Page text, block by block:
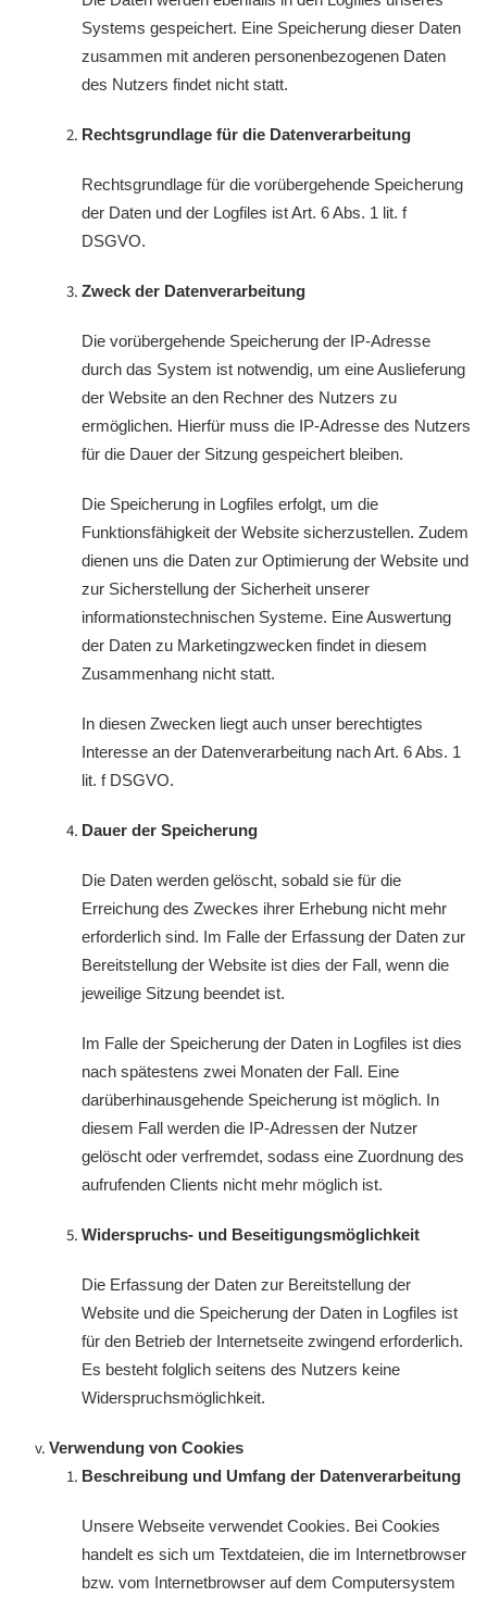
Systems gespeichert. Eine Speicherung dieser Daten
zusammen mit anderen personenbezogenen Daten
des Nutzers findet nicht statt.
Rechtsgrundlage für die Datenverarbeitung
Rechtsgrundlage für die vorübergehende Speicherung
der Daten und der Logfiles ist Art. 6 Abs. 1 lit. f
DSGVO.
Zweck der Datenverarbeitung
Die vorübergehende Speicherung der IP-Adresse
durch das System ist notwendig, um eine Auslieferung
der Website an den Rechner des Nutzers zu
ermöglichen. Hierfür muss die IP-Adresse des Nutzers
für die Dauer der Sitzung gespeichert bleiben.
Die Speicherung in Logfiles erfolgt, um die
Funktionsfähigkeit der Website sicherzustellen. Zudem
dienen uns die Daten zur Optimierung der Website und
zur Sicherstellung der Sicherheit unserer
informationstechnischen Systeme. Eine Auswertung
der Daten zu Marketingzwecken findet in diesem
Zusammenhang nicht statt.
In diesen Zwecken liegt auch unser berechtigtes
Interesse an der Datenverarbeitung nach Art. 6 Abs. 1
lit. f DSGVO.
Dauer der Speicherung
Die Daten werden gelöscht, sobald sie für die
Erreichung des Zweckes ihrer Erhebung nicht mehr
erforderlich sind. Im Falle der Erfassung der Daten zur
Bereitstellung der Website ist dies der Fall, wenn die
jeweilige Sitzung beendet ist.
Im Falle der Speicherung der Daten in Logfiles ist dies
nach spätestens zwei Monaten der Fall. Eine
darüberhinausgehende Speicherung ist möglich. In
diesem Fall werden die IP-Adressen der Nutzer
gelöscht oder verfremdet, sodass eine Zuordnung des
aufrufenden Clients nicht mehr möglich ist.
Widerspruchs- und Beseitigungsmöglichkeit
Die Erfassung der Daten zur Bereitstellung der
Website und die Speicherung der Daten in Logfiles ist
für den Betrieb der Internetseite zwingend erforderlich.
Es besteht folglich seitens des Nutzers keine
Widerspruchsmöglichkeit.
Verwendung von Cookies
Beschreibung und Umfang der Datenverarbeitung
Unsere Webseite verwendet Cookies. Bei Cookies
handelt es sich um Textdateien, die im Internetbrowser
bzw. vom Internetbrowser auf dem Computersystem